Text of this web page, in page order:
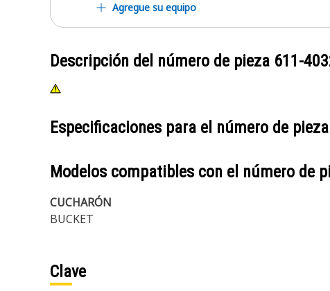
Agregue su equipo
Descripción del número de pieza 611-
Especificaciones para el número de pieza
Modelos compatibles con el número de
CUCHARÓN
BUCKET
Clave